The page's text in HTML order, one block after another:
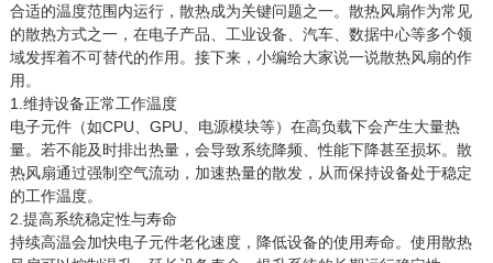
合适的温度范围内运行，散热成为关键问题之一。 散热风扇作为常见
的散热方式之一，在电子产品、工业设备、汽车、数据中心等多个领
域发挥着不可替代的作用。接下来，小编给大家说一说散热风扇的作
用。
1.维持设备正常工作温度
电子元件（如CPU、GPU、电源模块等）在高负载下会产生大量热
量。若不能及时排出热量，会导致系统降频、性能下降甚至损坏。散
热风扇通过强制空气流动，加速热量的散发，从而保持设备处于稳定
的工作温度。
2.提高系统稳定性与寿命
持续高温会加快电子元件老化速度，降低设备的使用寿命。使用散热